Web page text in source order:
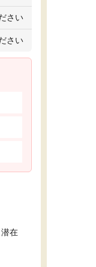
さい
さい
在